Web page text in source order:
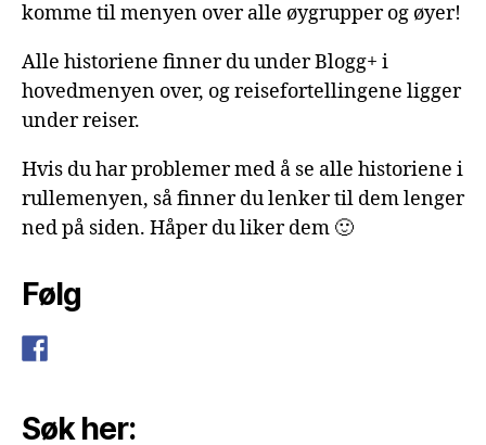
komme til menyen over alle øygrupper og øyer!
Alle historiene finner du under Blogg+ i
hovedmenyen over, og reisefortellingene ligger
under reiser.
Hvis du har problemer med å se alle historiene i
rullemenyen, så finner du lenker til dem lenger
ned på siden. Håper du liker dem 🙂
Følg
Søk her: